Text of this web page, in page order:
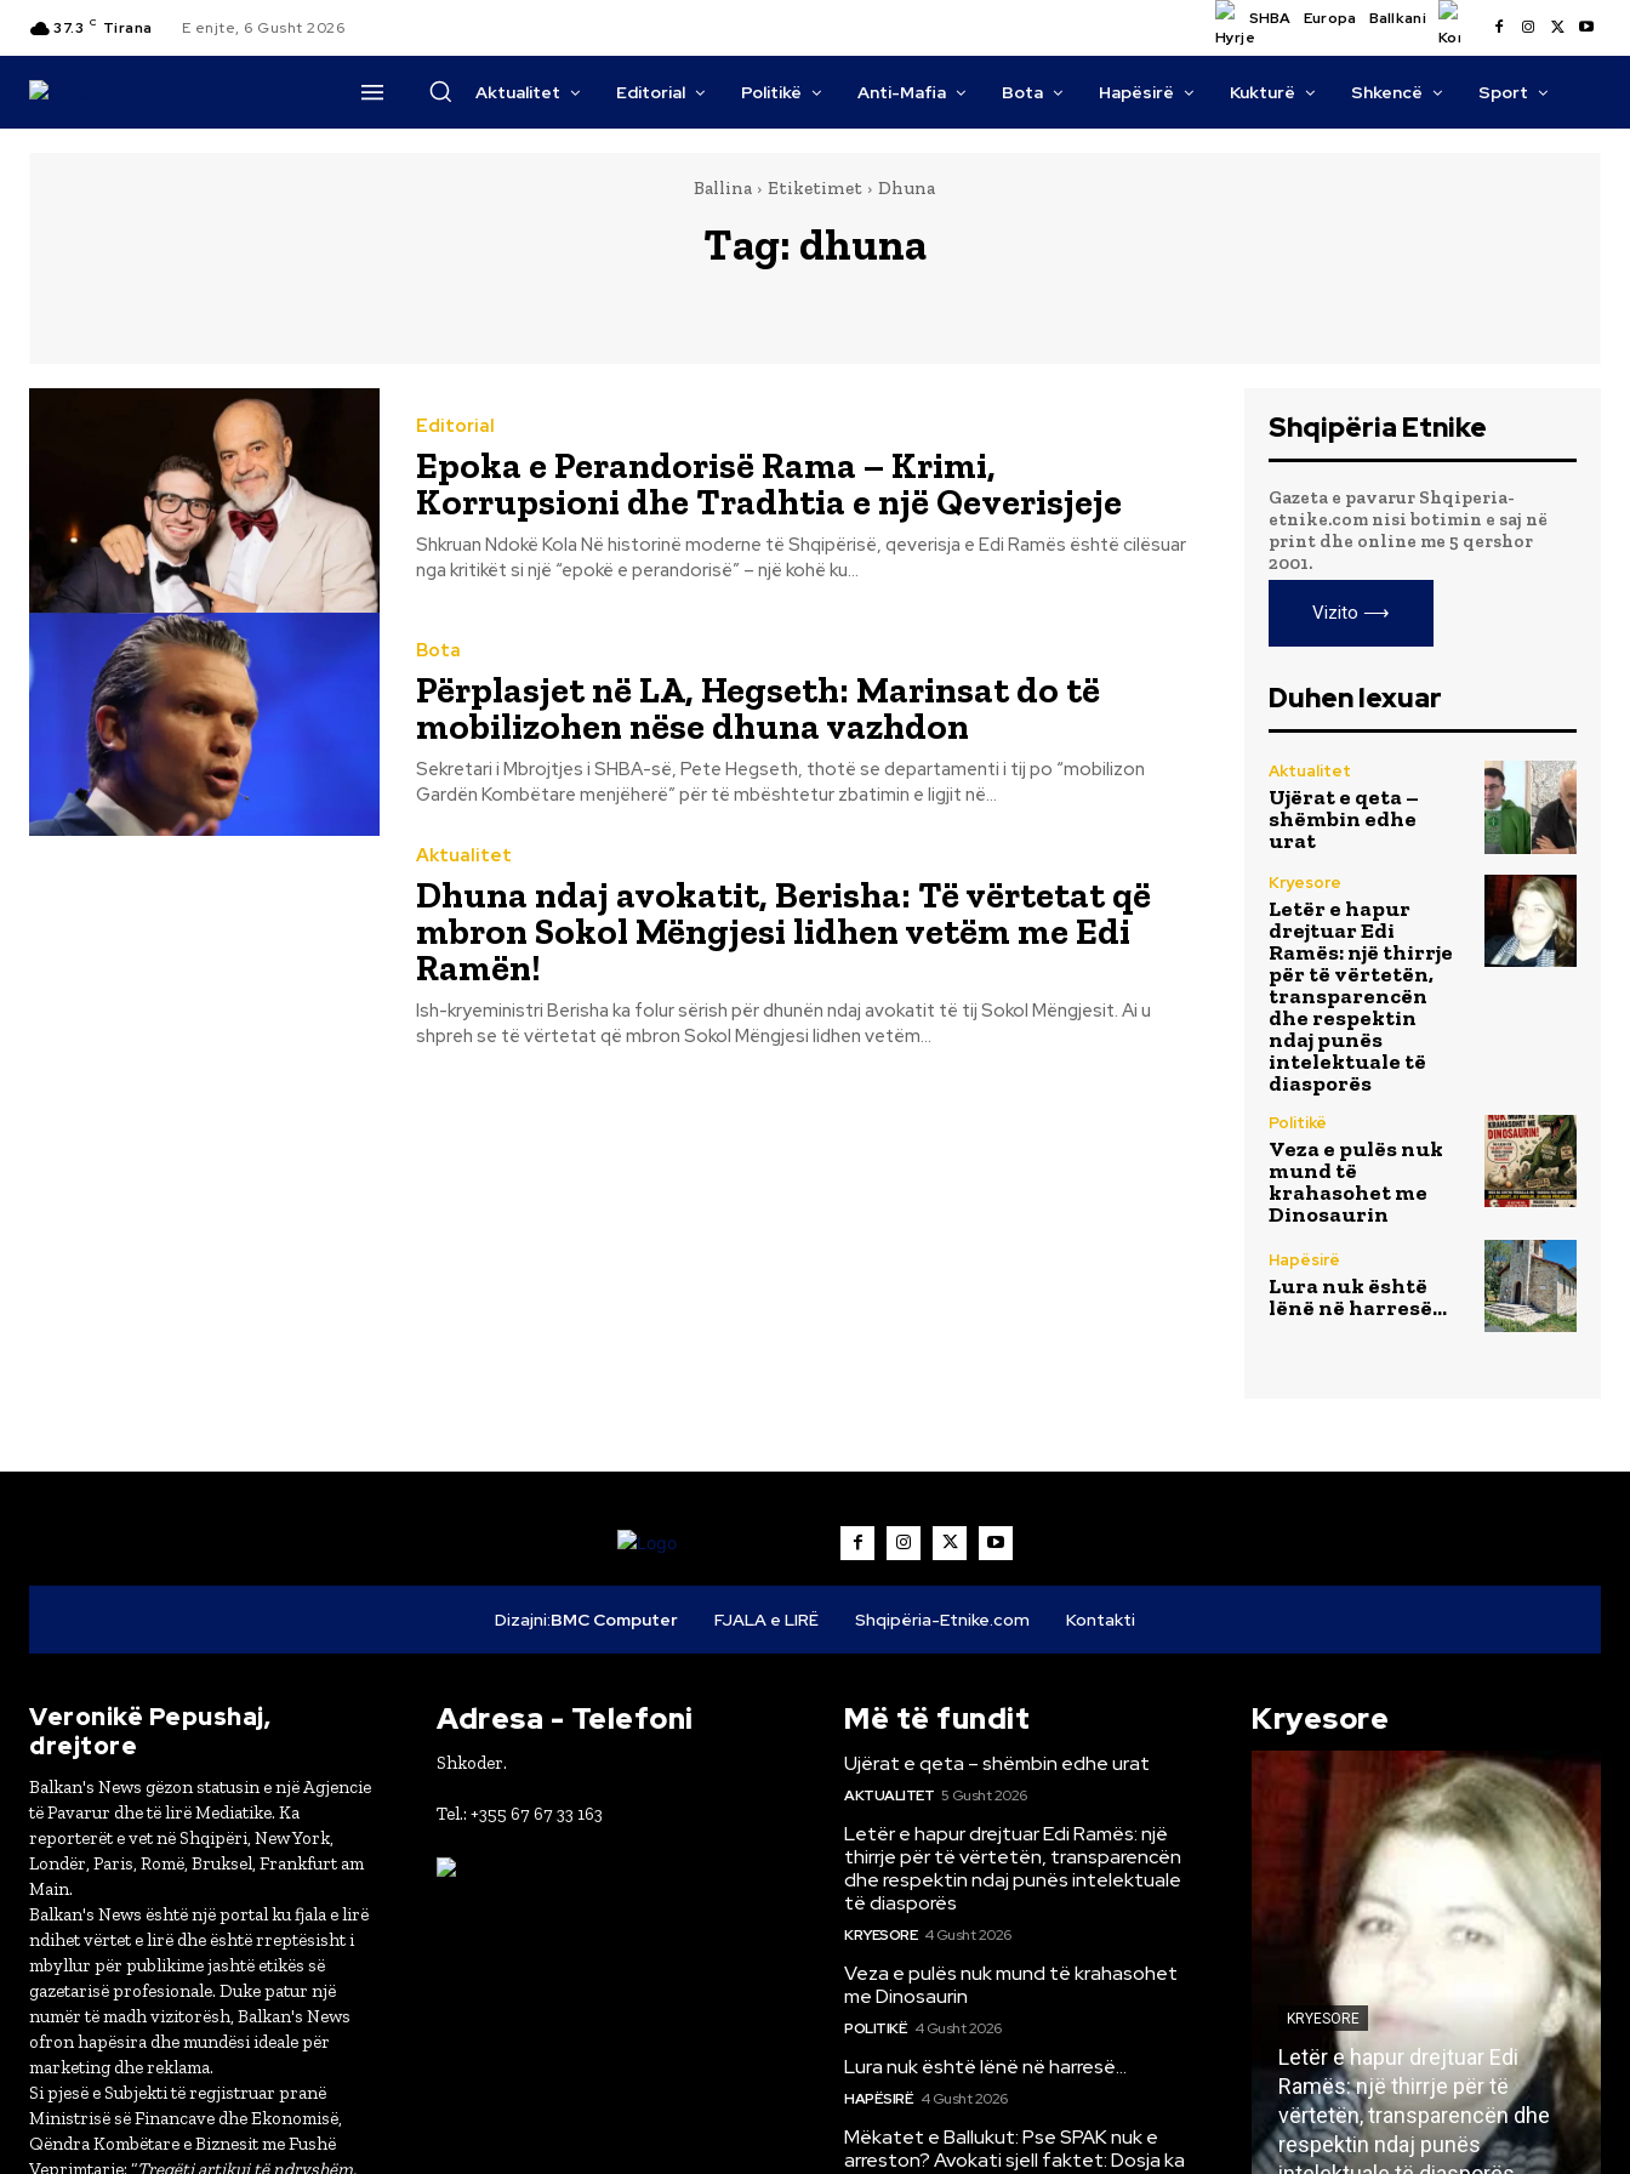
37.3 C Tirana E enjte, 6 Gusht 2026 SHBA Europa Ballkani
Aktualitet Editorial Politikë Anti-Mafia Bota Hapësirë Kukturë Shkencë Sport
Ballina Etiketimet Dhuna
Tag: dhuna
Editorial
Epoka e Perandorisë Rama – Krimi,
Korrupsioni dhe Tradhtia e një Qeverisjeje
Shkruan Ndokë Kola Në historinë moderne të Shqipërisë, qeverisja e Edi Ramës është cilësuar
nga kritikët si një “epokë e perandorisë” – një kohë ku...
Bota
Përplasjet në LA, Hegseth: Marinsat do të
mobilizohen nëse dhuna vazhdon
Sekretari i Mbrojtjes i SHBA-së, Pete Hegseth, thotë se departamenti i tij po “mobilizon
Gardën Kombëtare menjëherë” për të mbështetur zbatimin e ligjit në...
Aktualitet
Dhuna ndaj avokatit, Berisha: Të vërtetat që
mbron Sokol Mëngjesi lidhen vetëm me Edi
Ramën!
Ish-kryeministri Berisha ka folur sërish për dhunën ndaj avokatit të tij Sokol Mëngjesit. Ai u
shpreh se të vërtetat që mbron Sokol Mëngjesi lidhen vetëm...
Shqipëria Etnike
Gazeta e pavarur Shqiperia-
etnike.com nisi botimin e saj në
print dhe online me 5 qershor
2001.
Vizito ⟶
Duhen lexuar
Aktualitet
Ujërat e qeta –
shëmbin edhe
urat
Kryesore
Letër e hapur
drejtuar Edi
Ramës: një thirrje
për të vërtetën,
transparencën
dhe respektin
ndaj punës
intelektuale të
diasporës
Politikë
Veza e pulës nuk
mund të
krahasohet me
Dinosaurin
Hapësirë
Lura nuk është
lënë në harresë…
Dizajni:BMC Computer FJALA e LIRË Shqipëria-Etnike.com Kontakti
Veronikë Pepushaj,
drejtore
Balkan's News gëzon statusin e një Agjencie
të Pavarur dhe të lirë Mediatike. Ka
reporterët e vet në Shqipëri, New York,
Londër, Paris, Romë, Bruksel, Frankfurt am
Main.
Balkan's News është një portal ku fjala e lirë
ndihet vërtet e lirë dhe është rreptësisht i
mbyllur për publikime jashtë etikës së
gazetarisë profesionale. Duke patur një
numër të madh vizitorësh, Balkan's News
ofron hapësira dhe mundësi ideale për
marketing dhe reklama.
Si pjesë e Subjekti të regjistruar pranë
Ministrisë së Financave dhe Ekonomisë,
Qëndra Kombëtare e Biznesit me Fushë
Veprimtarie: “Tregëti artikuj të ndryshëm,
Adresa - Telefoni
Shkoder.
Tel.: +355 67 67 33 163
Më të fundit
Ujërat e qeta – shëmbin edhe urat
AKTUALITET 5 Gusht 2026
Letër e hapur drejtuar Edi Ramës: një
thirrje për të vërtetën, transparencën
dhe respektin ndaj punës intelektuale
të diasporës
KRYESORE 4 Gusht 2026
Veza e pulës nuk mund të krahasohet
me Dinosaurin
POLITIKË 4 Gusht 2026
Lura nuk është lënë në harresë…
HAPËSIRË 4 Gusht 2026
Mëkatet e Ballukut: Pse SPAK nuk e
arreston? Avokati sjell faktet: Dosja ka
Kryesore
KRYESORE
Letër e hapur drejtuar Edi
Ramës: një thirrje për të
vërtetën, transparencën dhe
respektin ndaj punës